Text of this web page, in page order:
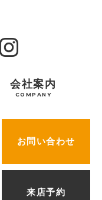
会社案内
COMPANY
お問い合わせ
来店予約